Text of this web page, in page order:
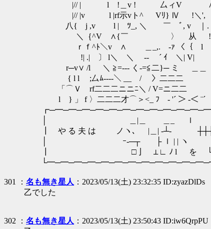
|// | l !＿v ! 厶ィV ∧ ｛-z/
|// |v l |rf示vト^ Vﾘ} Ⅳ !＼',
八{ j ,v l |ゞﾂ_, ＼ ￣ ﾞ, v ｜
＼｛^V ∧{￣ 〉 从 ! , ｀
ｒｆ^ﾄ＼v ∧ ＿_,. -ｧ 〈
!| .| 〕 l＼ ＼ ゝ-- ´ ｲ
r─v∨ /l ＼ ≧=--- く-=≦二}─ ミ ＿
{ l l ゝ;厶ﾑ----＼ __ / 〉二二二
「⌒Ｖ rf二二二ニニﾆ＼ / V=ニ二
l } 」 f 〉二二二才⌒＞<_ ﾌ￣- '´ ＞ -＜
│ ＿|＿
┃ や る 夫 は ノヽ､ |
│ ｰ‐─┬ ├ ｌ | | ヽ
┃ □亅 ⊥∟ ﾉ l を └── ﾉ|
301 ： 名も無き星人 ：2023/05/13(土) 23:32:35 ID:zyazDlDs
乙でした
302 ： 名も無き星人 ：2023/05/13(土) 23:50:43 ID:iw6QrpPU